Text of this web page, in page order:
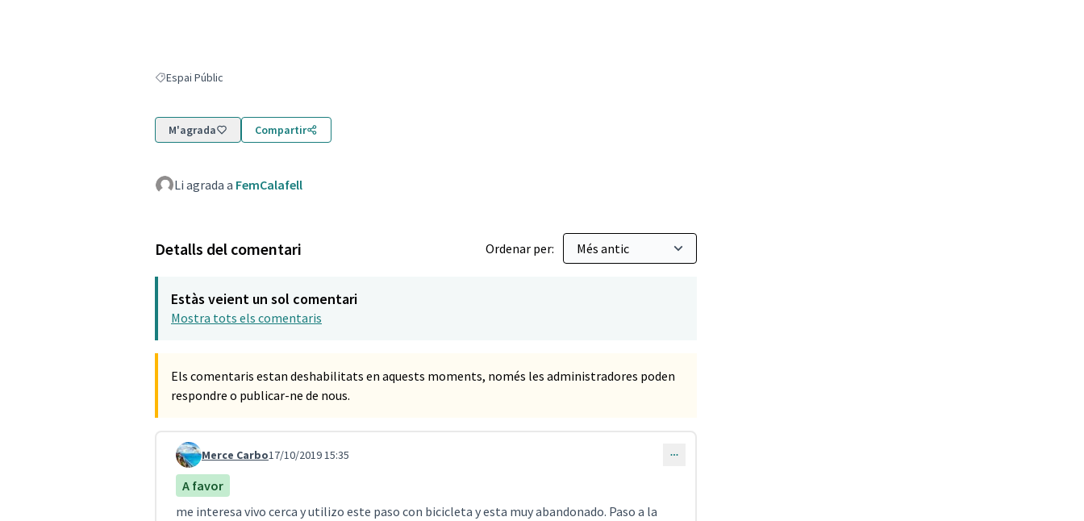
Resultats en filtrar per: Espai Públic
Espai Públic
M'agrada Compartir
Li agrada a FemCalafell
Detalls del comentari Ordenar per:
Estàs veient un sol comentari
Mostra tots els comentaris
Els comentaris estan deshabilitats en aquests moments, només les administradores poden
respondre o publicar-ne de nous.
Comentari 104
Merce Carbo17/10/2019 15:35
A favor
me interesa vivo cerca y utilizo este paso con bicicleta y esta muy abandonado. Paso a la